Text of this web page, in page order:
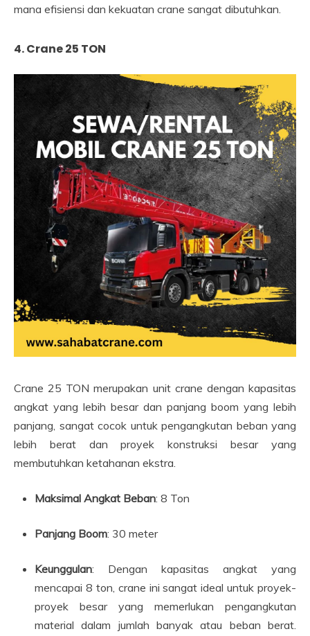
mana efisiensi dan kekuatan crane sangat dibutuhkan.
4. Crane 25 TON
Crane 25 TON merupakan unit crane dengan kapasitas
angkat yang lebih besar dan panjang boom yang lebih
panjang, sangat cocok untuk pengangkutan beban yang
lebih berat dan proyek konstruksi besar yang
membutuhkan ketahanan ekstra.
Maksimal Angkat Beban: 8 Ton
Panjang Boom: 30 meter
Keunggulan: Dengan kapasitas angkat yang
mencapai 8 ton, crane ini sangat ideal untuk proyek-
proyek besar yang memerlukan pengangkutan
material dalam jumlah banyak atau beban berat.